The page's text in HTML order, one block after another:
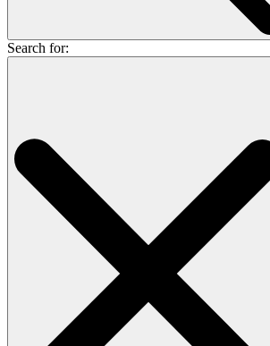
Search for: